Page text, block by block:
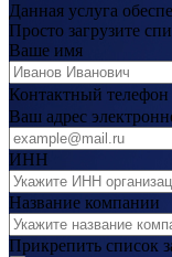
Данная услуга
Просто загрузите
Ваше имя
Контактный телефон
Ваш адрес
ИНН
Название компании
Прикрепить список